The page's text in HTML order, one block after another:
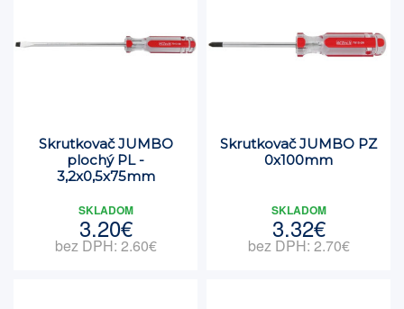
Skrutkovač JUMBO
plochý PL -
3,2x0,5x75mm
SKLADOM
3.20€
bez DPH: 2.60€
Skrutkovač JUMBO PZ
0x100mm
SKLADOM
3.32€
bez DPH: 2.70€